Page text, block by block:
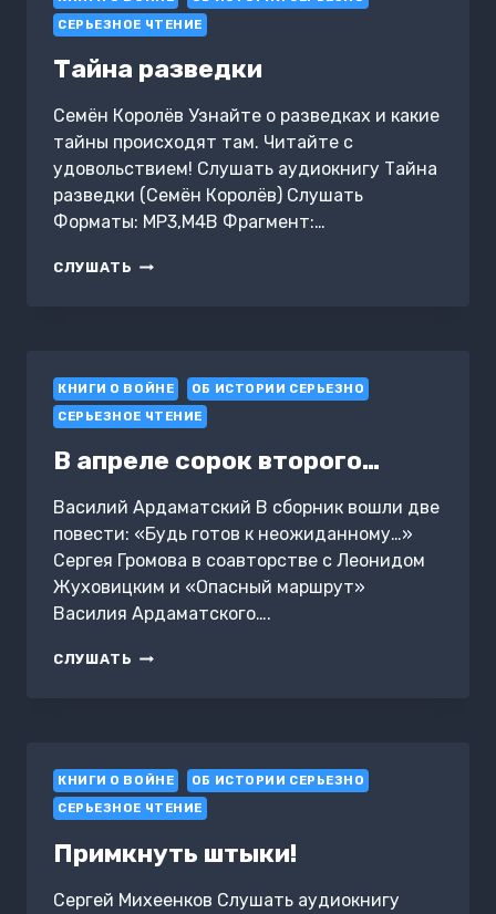
СЕРЬЕЗНОЕ ЧТЕНИЕ
Тайна разведки
Семён Королёв Узнайте о разведках и какие
тайны происходят там. Читайте с
удовольствием! Слушать аудиокнигу Тайна
разведки (Семён Королёв) Слушать
Форматы: MP3,M4B Фрагмент:…
СЛУШАТЬ ТАЙНА
КНИГИ О ВОЙНЕ
ОБ ИСТОРИИ СЕРЬЕЗНО
СЕРЬЕЗНОЕ ЧТЕНИЕ
В апреле сорок второго…
Василий Ардаматский В сборник вошли две
повести: «Будь готов к неожиданному…»
Сергея Громова в соавторстве с Леонидом
Жуховицким и «Опасный маршрут»
Василия Ардаматского….
СЛУШАТЬ В
КНИГИ О ВОЙНЕ
ОБ ИСТОРИИ СЕРЬЕЗНО
СЕРЬЕЗНОЕ ЧТЕНИЕ
Примкнуть штыки!
Сергей Михеенков Слушать аудиокнигу